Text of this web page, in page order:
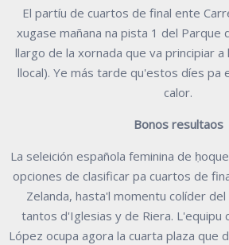
El partíu de cuartos de final ente
xugase mañana na pista 1 del Parque
llargo de la xornada que va principiar
llocal). Ye más tarde qu'estos díes pa
calor.
Bonos resultaos
La seleición española feminina de
opciones de clasificar pa cuartos de
Zelanda, hasta'l momentu colíder
tantos d'Iglesias y de Riera. L'equipu
López ocupa agora la cuarta plaza que